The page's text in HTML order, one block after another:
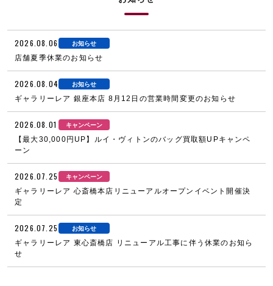
2026.08.06 お知らせ
店舗夏季休業のお知らせ
2026.08.04 お知らせ
ギャラリーレア 銀座本店 8月12日の営業時間変更のお知らせ
2026.08.01 キャンペーン
【最大30,000円UP】ルイ・ヴィトンのバッグ買取額UPキャンペ
ーン
2026.07.25 キャンペーン
ギャラリーレア 心斎橋本店リニューアルオープンイベント開催決
定
2026.07.25 お知らせ
ギャラリーレア 東心斎橋店 リニューアル工事に伴う休業のお知ら
せ